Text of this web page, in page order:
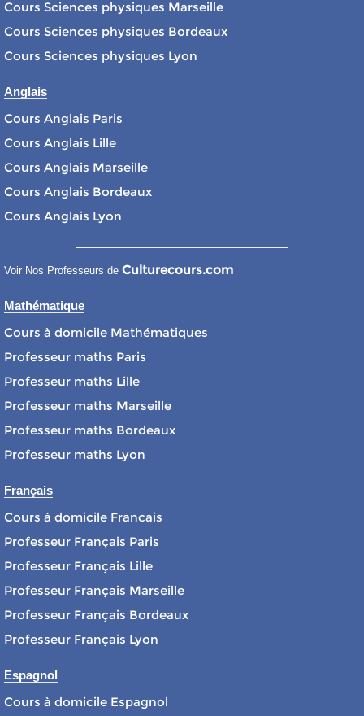
Cours Sciences physiques Marseille
Cours Sciences physiques Bordeaux
Cours Sciences physiques Lyon
Anglais
Cours Anglais Paris
Cours Anglais Lille
Cours Anglais Marseille
Cours Anglais Bordeaux
Cours Anglais Lyon
Voir Nos Professeurs de Culturecours.com
Mathématique
Cours à domicile Mathématiques
Professeur maths Paris
Professeur maths Lille
Professeur maths Marseille
Professeur maths Bordeaux
Professeur maths Lyon
Français
Cours à domicile Francais
Professeur Français Paris
Professeur Français Lille
Professeur Français Marseille
Professeur Français Bordeaux
Professeur Français Lyon
Espagnol
Cours à domicile Espagnol